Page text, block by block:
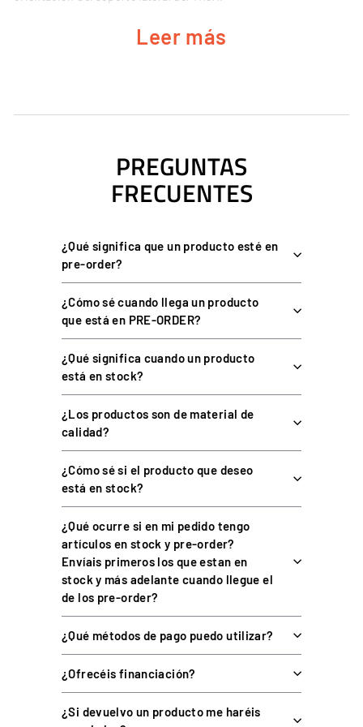
Sujeción mediante dos tornillos de apriete, sin dañar la
superficie de la mesa.
Ajustable en altura, inclinación, profundidad y posición.
Montaje reversible: configuración a izquierda o a derecha.
Diseñado para el shifter TH8A Add-On y el freno de mano
TSS Sparco Mod (+).
ESPECIFICACIONES TÉCNICAS
Material Estructura 100 % metálica
Sistema de fijación Dos tornillos de apriete
Grosor de superficie 15–50 mm
Altura, inclinación,
profundidad y posición
Orientación
Compatibilidad
Shifter TH8A Add-On, freno de
Racing Clamp, soporte lateral
para TH8A, tornillos y
arandelas, llave Allen, manual
y garantía
Leer más
PREGUNTAS
FRECUENTES
¿Qué significa que un producto esté en
pre-order?
¿Cómo sé cuando llega un producto
que está en PRE-ORDER?
¿Qué significa cuando un producto
está en stock?
¿Los productos son de material de
calidad?
¿Cómo sé si el producto que deseo
está en stock?
¿Qué ocurre si en mi pedido tengo
artículos en stock y pre-order?
Envíais primeros los que estan en
stock y más adelante cuando llegue el
de los pre-order?
¿Qué métodos de pago puedo utilizar?
¿Ofrecéis financiación?
¿Si devuelvo un producto me haréis